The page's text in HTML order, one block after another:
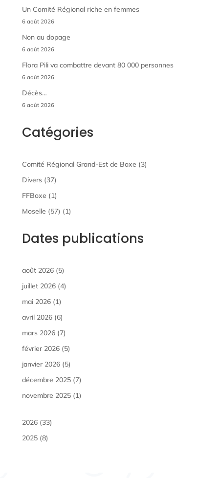
Un Comité Régional riche en femmes
6 août 2026
Non au dopage
6 août 2026
Flora Pili va combattre devant 80 000 personnes
6 août 2026
Décès…
6 août 2026
Catégories
Comité Régional Grand-Est de Boxe (3)
Divers(37)
FFBoxe (1)
Moselle (57) (1)
Dates publications
août 2026(5)
juillet 2026(4)
mai 2026(1)
avril 2026(6)
mars 2026(7)
février 2026(5)
janvier 2026(5)
décembre 2025(7)
novembre 2025(1)
2026(33)
2025(8)